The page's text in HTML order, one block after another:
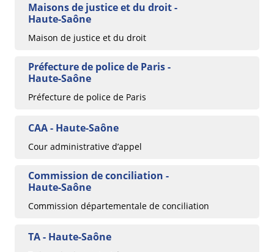
Maisons de justice et du droit -
Haute-Saône
Maison de justice et du droit
Préfecture de police de Paris -
Haute-Saône
Préfecture de police de Paris
CAA - Haute-Saône
Cour administrative d’appel
Commission de conciliation -
Haute-Saône
Commission départementale de conciliation
TA - Haute-Saône